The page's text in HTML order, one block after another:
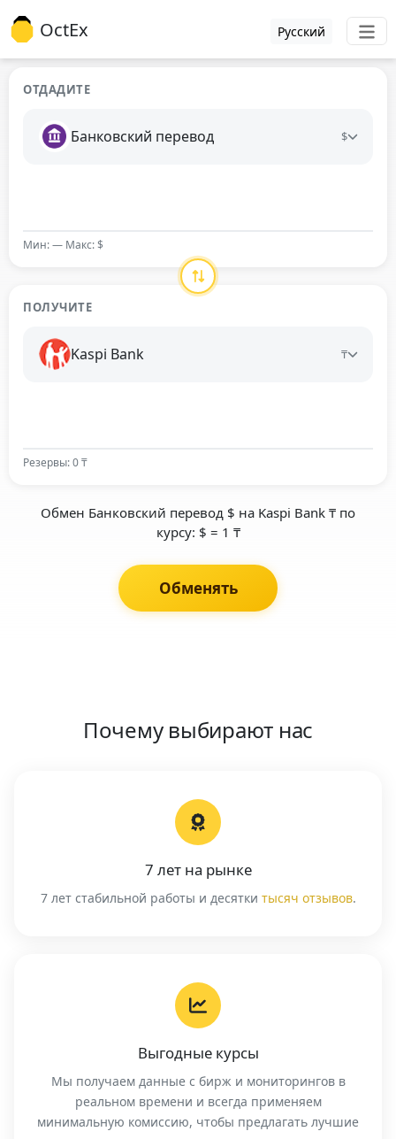
OctEx Русский
ОТДАДИТЕ
Банковский перевод $
Мин: — Макс: $
ПОЛУЧИТЕ
Kaspi Bank ₸
Резервы: 0 ₸
Обмен Банковский перевод $ на Kaspi Bank ₸ по
курсу: $ = 1 ₸
Обменять
Почему выбирают нас
7 лет на рынке
7 лет стабильной работы и десятки тысяч отзывов.
Выгодные курсы
Мы получаем данные с бирж и мониторингов в
реальном времени и всегда применяем
минимальную комиссию, чтобы предлагать лучшие